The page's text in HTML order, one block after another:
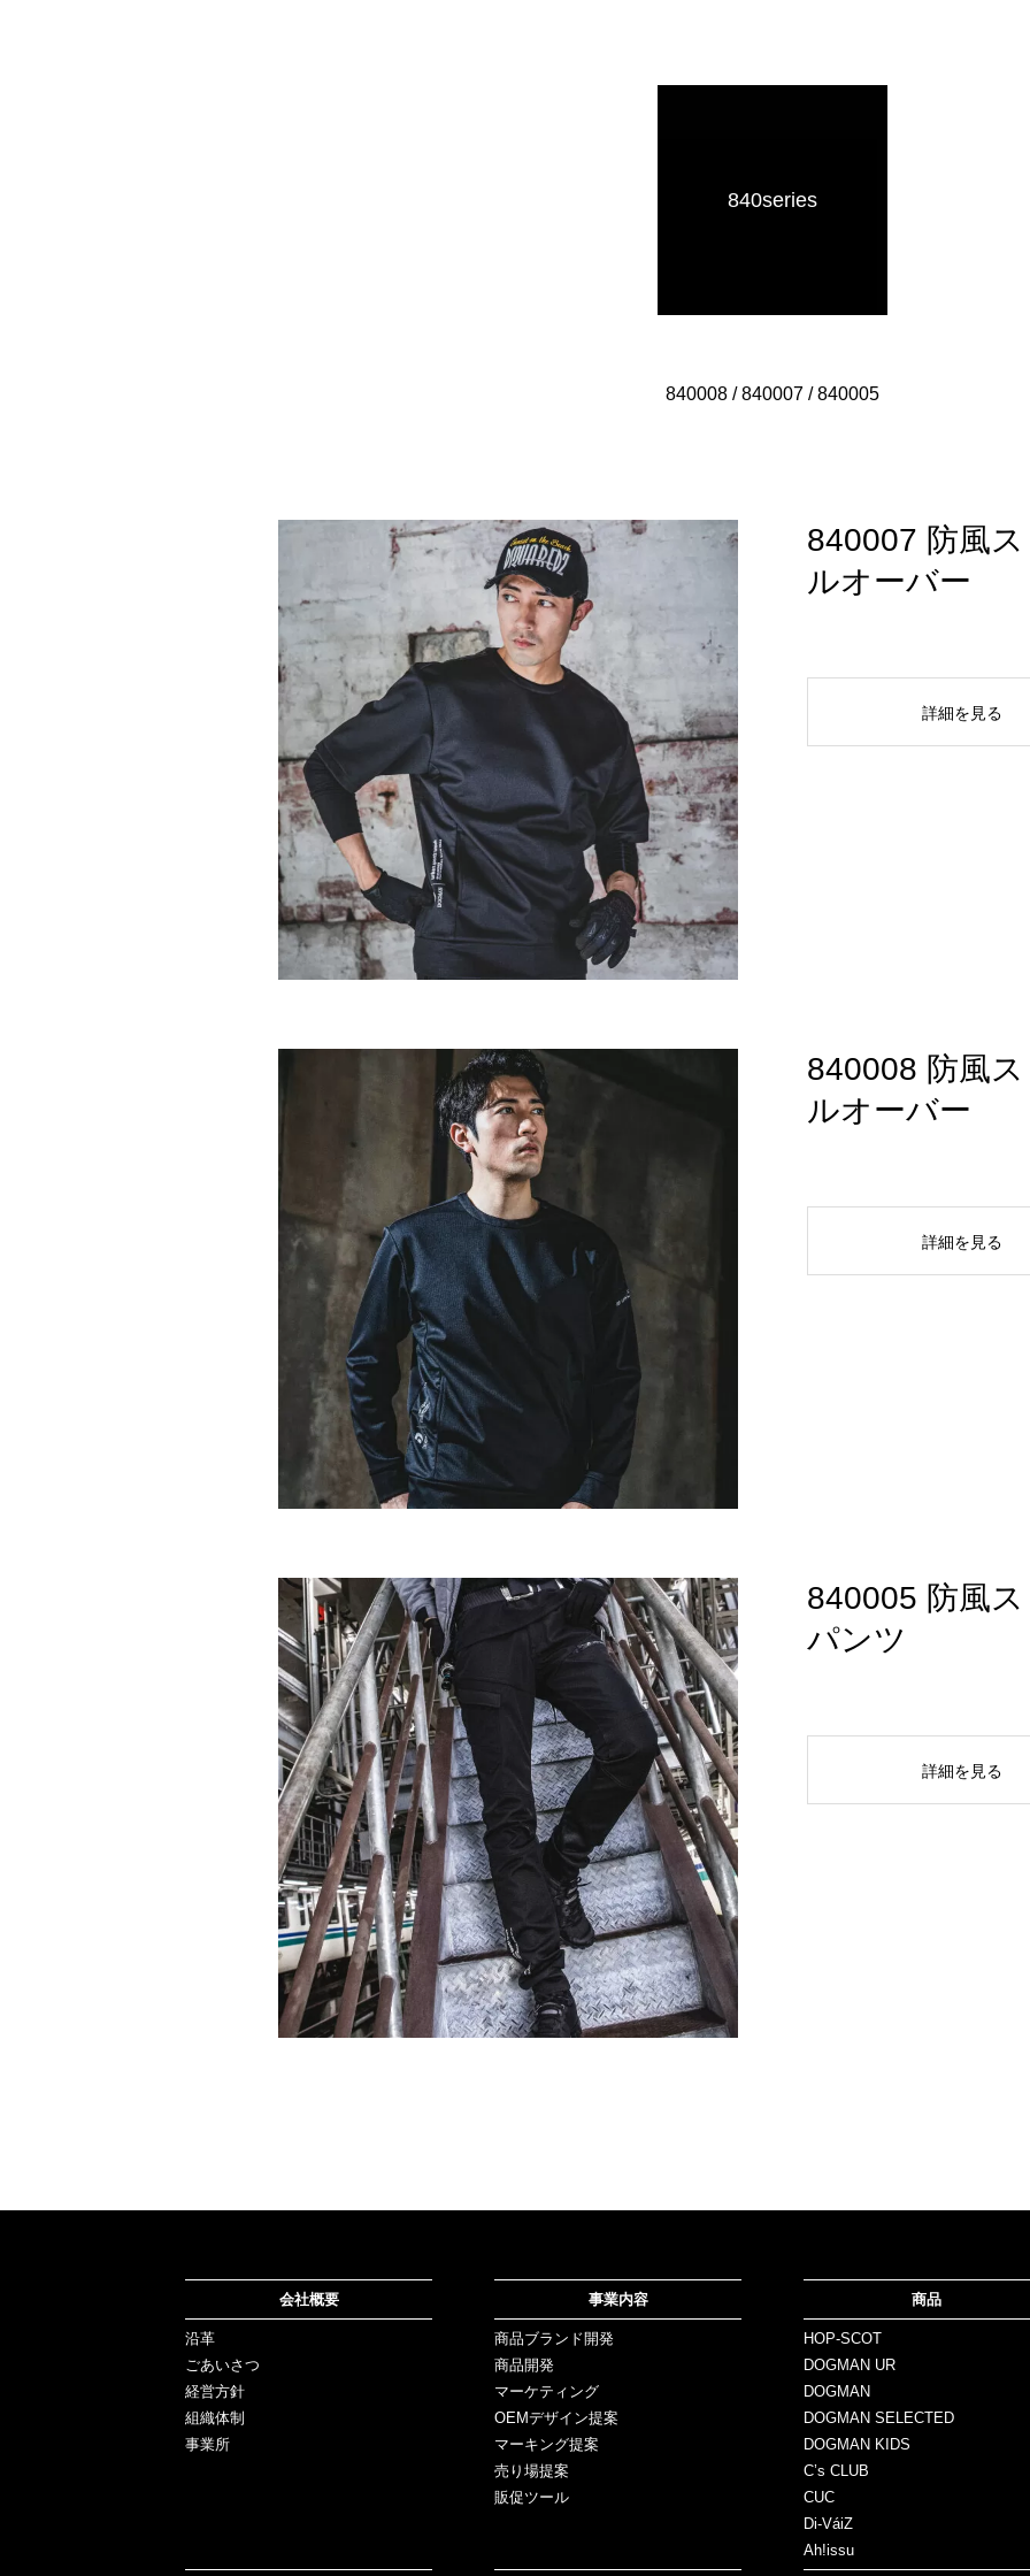
840series
840008 / 840007 / 840005
840007 防風
ルオーバー
詳細を見る
840008 防風
ルオーバー
詳細を見る
840005 防風
パンツ
詳細を見る
会社概要
沿革
ごあいさつ
経営方針
組織体制
事業所
事業内容
商品ブランド開発
商品開発
マーケティング
OEMデザイン提案
マーキング提案
売り場提案
販促ツール
商品
HOP-SCOT
DOGMAN UR
DOGMAN
DOGMAN SELECTED
DOGMAN KIDS
C’s CLUB
CUC
Di-VáiZ
Ah!issu